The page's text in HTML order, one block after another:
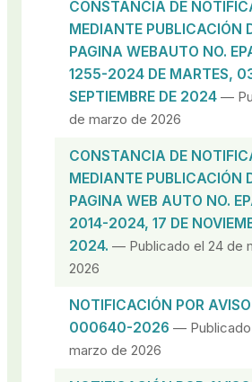
CONSTANCIA DE
MEDIANTE PUBLICACIÓN
PAGINA WEBAUTO NO.
1255-2024 DE MARTES,
SEPTIEMBRE DE 2024 —
de marzo de 2026
CONSTANCIA DE
MEDIANTE PUBLICACIÓN
PAGINA WEB AUTO NO.
2014-2024, 17 DE
2024. — Publicado el 24 de
2026
NOTIFICACIÓN POR
000640-2026 — Publicado
marzo de 2026